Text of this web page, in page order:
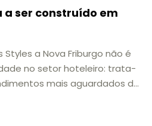
a ser construído em
a Nova Friburgo não é
no setor hoteleiro: trata-
mais aguardados da
gastronomia e